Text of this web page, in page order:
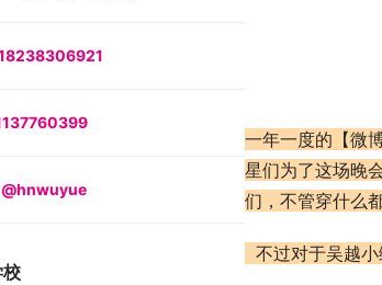
一年一度的【微
星们为了这场晚
们，不管穿什么
不过对于吴越
@hnwuyue